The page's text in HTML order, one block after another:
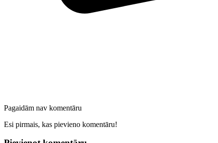
Pagaidām nav komentāru
Esi pirmais, kas pievieno komentāru!